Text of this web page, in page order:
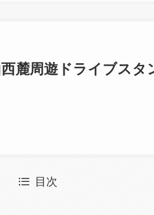
麓周遊ドライブスタ
目次